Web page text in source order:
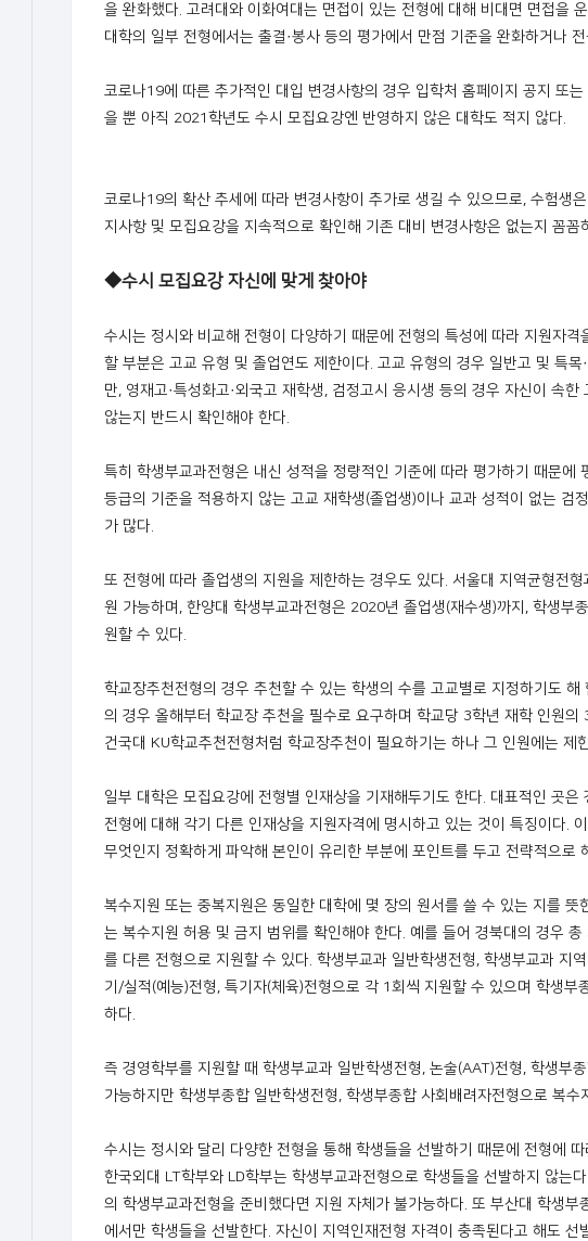
을 완화했다. 고려대와 이화여대는 면접이 있는 전형에 대해 비대면 면접을
대학의 일부 전형에서는 출결·봉사 등의 평가에서 만점 기준을 완화하거나
코로나19에 따른 추가적인 대입 변경사항의 경우 입학처 홈페이지 공지 또
을 뿐 아직 2021학년도 수시 모집요강엔 반영하지 않은 대학도 적지 않다.
코로나19의 확산 추세에 따라 변경사항이 추가로 생길 수 있으므로, 수험생
지사항 및 모집요강을 지속적으로 확인해 기존 대비 변경사항은 없는지 꼼꼼
◆수시 모집요강 자신에 맞게 찾아야
수시는 정시와 비교해 전형이 다양하기 때문에 전형의 특성에 따라 지원자격
할 부분은 고교 유형 및 졸업연도 제한이다. 고교 유형의 경우 일반고 및 특목
만, 영재고·특성화고·외국고 재학생, 검정고시 응시생 등의 경우 자신이 속
않는지 반드시 확인해야 한다.
특히 학생부교과전형은 내신 성적을 정량적인 기준에 따라 평가하기 때문에
등급의 기준을 적용하지 않는 고교 재학생(졸업생)이나 교과 성적이 없는 검
가 많다.
또 전형에 따라 졸업생의 지원을 제한하는 경우도 있다. 서울대 지역균형전
원 가능하며, 한양대 학생부교과전형은 2020년 졸업생(재수생)까지, 학생부
원할 수 있다.
학교장추천전형의 경우 추천할 수 있는 학생의 수를 고교별로 지정하기도 해
의 경우 올해부터 학교장 추천을 필수로 요구하며 학교당 3학년 재학 인원의
건국대 KU학교추천전형처럼 학교장추천이 필요하기는 하나 그 인원에는 제
일부 대학은 모집요강에 전형별 인재상을 기재해두기도 한다. 대표적인 곳은
전형에 대해 각기 다른 인재상을 지원자격에 명시하고 있는 것이 특징이다.
무엇인지 정확하게 파악해 본인이 유리한 부분에 포인트를 두고 전략적으로
복수지원 또는 중복지원은 동일한 대학에 몇 장의 원서를 쓸 수 있는 지를 뜻
는 복수지원 허용 및 금지 범위를 확인해야 한다. 예를 들어 경북대의 경우
를 다른 전형으로 지원할 수 있다. 학생부교과 일반학생전형, 학생부교과 지
기/실적(예능)전형, 특기자(체육)전형으로 각 1회씩 지원할 수 있으며 학생부
하다.
즉 경영학부를 지원할 때 학생부교과 일반학생전형, 논술(AAT)전형, 학생부
가능하지만 학생부종합 일반학생전형, 학생부종합 사회배려자전형으로 복수
수시는 정시와 달리 다양한 전형을 통해 학생들을 선발하기 때문에 전형에
한국외대 LT학부와 LD학부는 학생부교과전형으로 학생들을 선발하지 않는
의 학생부교과전형을 준비했다면 지원 자체가 불가능하다. 또 부산대 학생부
에서만 학생들을 선발한다. 자신이 지역인재전형 자격이 충족된다고 해도 선